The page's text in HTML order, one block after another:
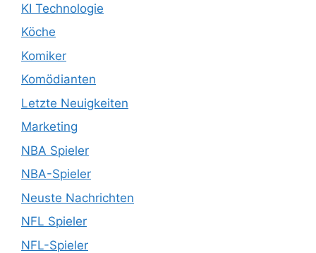
KI Technologie
Köche
Komiker
Komödianten
Letzte Neuigkeiten
Marketing
NBA Spieler
NBA-Spieler
Neuste Nachrichten
NFL Spieler
NFL-Spieler